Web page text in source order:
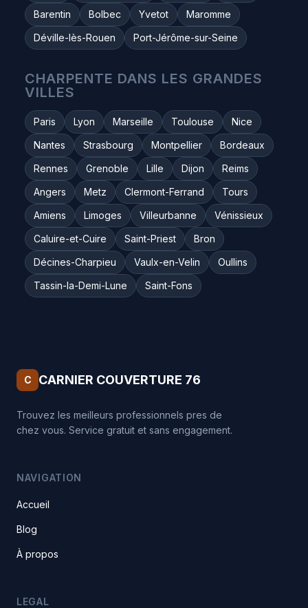
Barentin
Bolbec Yvetot
Maromme
Déville-lès-Rouen
Port-Jérôme-sur-Seine
CHARPENTE DANS LES GRANDES
VILLES
Paris Lyon Marseille Toulouse
Nice
Nantes
Strasbourg Montpellier
Bordeaux
Rennes
Grenoble Lille Dijon
Reims
Angers
Metz Clermont-Ferrand
Tours
Amiens
Limoges Villeurbanne
Vénissieux
Caluire-et-Cuire
Saint-Priest
Bron
Décines-Charpieu
Vaulx-en-Velin
Oullins
Tassin-la-Demi-Lune
Saint-Fons
C CARNIER COUVERTURE 76
Trouvez les meilleurs professionnels pres de
chez vous. Service gratuit et sans engagement.
NAVIGATION
Accueil
Blog
À propos
LEGAL